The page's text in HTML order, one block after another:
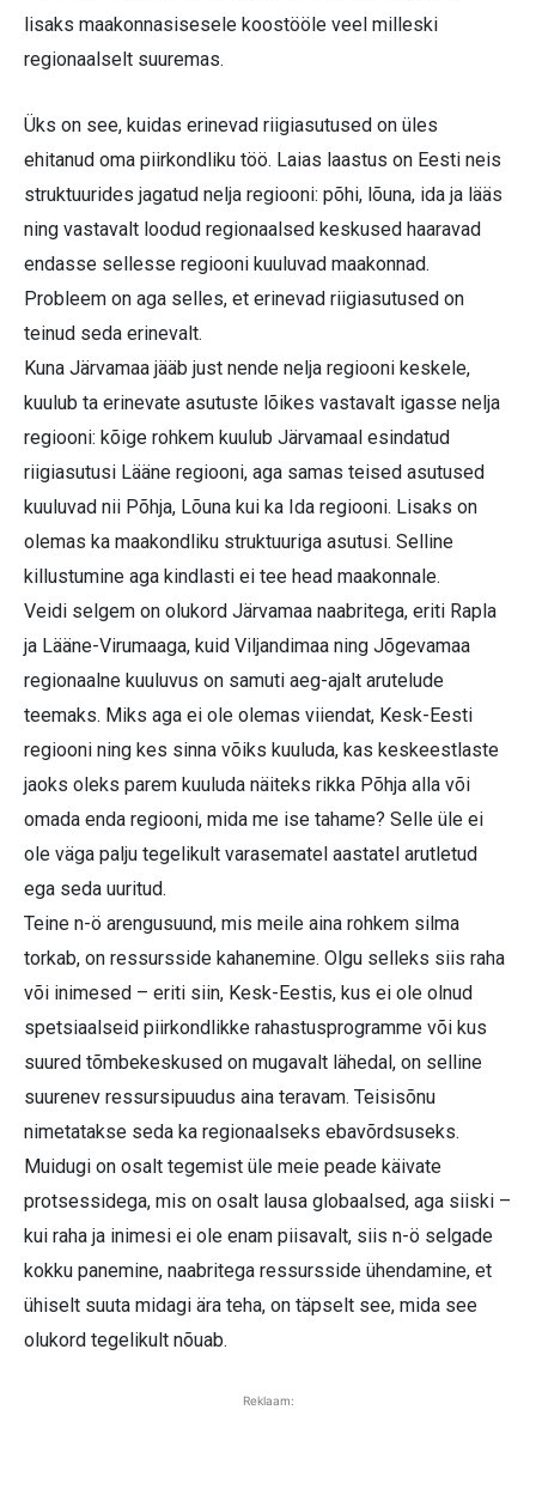
lisaks maakonnasisesele koostööle veel milleski
regionaalselt suuremas.
Üks on see, kuidas erinevad riigiasutused on üles
ehitanud oma piirkondliku töö. Laias laastus on Eesti neis
struktuurides jagatud nelja regiooni: põhi, lõuna, ida ja lääs
ning vastavalt loodud regionaalsed keskused haaravad
endasse sellesse regiooni kuuluvad maakonnad.
Probleem on aga selles, et erinevad riigiasutused on
teinud seda erinevalt.
Kuna Järvamaa jääb just nende nelja regiooni keskele,
kuulub ta erinevate asutuste lõikes vastavalt igasse nelja
regiooni: kõige rohkem kuulub Järvamaal esindatud
riigiasutusi Lääne regiooni, aga samas teised asutused
kuuluvad nii Põhja, Lõuna kui ka Ida regiooni. Lisaks on
olemas ka maakondliku struktuuriga asutusi. Selline
killustumine aga kindlasti ei tee head maakonnale.
Veidi selgem on olukord Järvamaa naabritega, eriti Rapla
ja Lääne-Virumaaga, kuid Viljandimaa ning Jõgevamaa
regionaalne kuuluvus on samuti aeg-ajalt arutelude
teemaks. Miks aga ei ole olemas viiendat, Kesk-Eesti
regiooni ning kes sinna võiks kuuluda, kas keskeestlaste
jaoks oleks parem kuuluda näiteks rikka Põhja alla või
omada enda regiooni, mida me ise tahame? Selle üle ei
ole väga palju tegelikult varasematel aastatel arutletud
ega seda uuritud.
Teine n-ö arengusuund, mis meile aina rohkem silma
torkab, on ressursside kahanemine. Olgu selleks siis raha
või inimesed – eriti siin, Kesk-Eestis, kus ei ole olnud
spetsiaalseid piirkondlikke rahastusprogramme või kus
suured tõmbekeskused on mugavalt lähedal, on selline
suurenev ressursipuudus aina teravam. Teisisõnu
nimetatakse seda ka regionaalseks ebavõrdsuseks.
Muidugi on osalt tegemist üle meie peade käivate
protsessidega, mis on osalt lausa globaalsed, aga siiski –
kui raha ja inimesi ei ole enam piisavalt, siis n-ö selgade
kokku panemine, naabritega ressursside ühendamine, et
ühiselt suuta midagi ära teha, on täpselt see, mida see
olukord tegelikult nõuab.
Reklaam: